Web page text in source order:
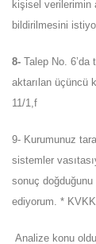
kişisel verilerimin
bildirilmesini
8- Talep No.
aktarılan üçüncü
11/1,f
9- Kurumunuz
sistemler
sonuç
ediyorum. *
Analize konu